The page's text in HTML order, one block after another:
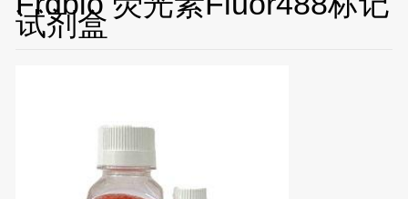
试剂盒